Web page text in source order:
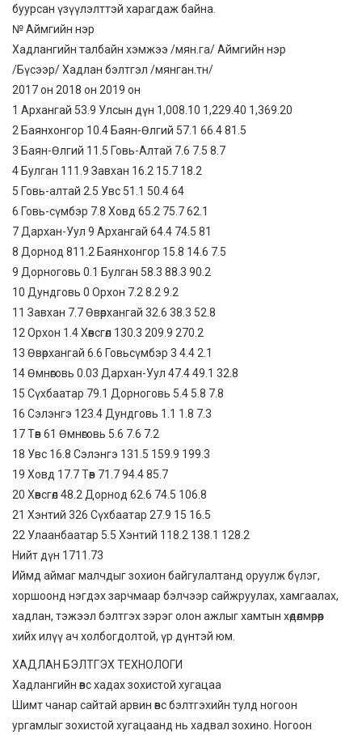
буурсан үзүүлэлттэй харагдаж байна.
№ Аймгийн нэр
Хадлангийн талбайн хэмжээ /мян.га/ Аймгийн нэр
/Бүсээр/ Хадлан бэлтгэл /мянган.тн/
2017 он 2018 он 2019 он
1 Архангай 53.9 Улсын дүн 1,008.10 1,229.40 1,369.20
2 Баянхонгор 10.4 Баян-Өлгий 57.1 66.4 81.5
3 Баян-Өлгий 11.5 Говь-Алтай 7.6 7.5 8.7
4 Булган 111.9 Завхан 16.2 15.7 18.2
5 Говь-алтай 2.5 Увс 51.1 50.4 64
6 Говь-сүмбэр 7.8 Ховд 65.2 75.7 62.1
7 Дархан-Уул 9 Архангай 64.4 74.5 81
8 Дорнод 811.2 Баянхонгор 15.8 14.6 7.5
9 Дорноговь 0.1 Булган 58.3 88.3 90.2
10 Дундговь 0 Орхон 7.2 8.2 9.2
11 Завхан 7.7 Өвөрхангай 32.6 38.3 52.8
12 Орхон 1.4 Хөвсгөл 130.3 209.9 270.2
13 Өвөрхангай 6.6 Говьсүмбэр 3 4.4 2.1
14 Өмнөговь 0.03 Дархан-Уул 47.4 49.1 32.8
15 Сүхбаатар 79.1 Дорноговь 5.4 5.8 7.8
16 Сэлэнгэ 123.4 Дундговь 1.1 1.8 7.3
17 Төв 61 Өмнөговь 5.6 7.6 7.2
18 Увс 16.8 Сэлэнгэ 131.5 159.9 199.3
19 Ховд 17.7 Төв 71.7 94.4 85.7
20 Хөвсгөл 48.2 Дорнод 62.6 74.5 106.8
21 Хэнтий 326 Сүхбаатар 27.9 15 16.5
22 Улаанбаатар 5.5 Хэнтий 118.2 138.1 128.2
Нийт дүн 1711.73
Иймд аймаг малчдыг зохион байгулалтанд оруулж бүлэг,
хоршоонд нэгдэх зарчмаар бэлчээр сайжруулах, хамгаалах,
хадлан, тэжээл бэлтгэх зэрэг олон ажлыг хамтын хөдөлмөрөөр
хийх илүү ач холбогдолтой, үр дүнтэй юм.
ХАДЛАН БЭЛТГЭХ ТЕХНОЛОГИ
Хадлангийн өвс хадах зохистой хугацаа
Шимт чанар сайтай арвин өвс бэлтгэхийн тулд ногоон
ургамлыг зохистой хугацаанд нь хадвал зохино. Ногоон